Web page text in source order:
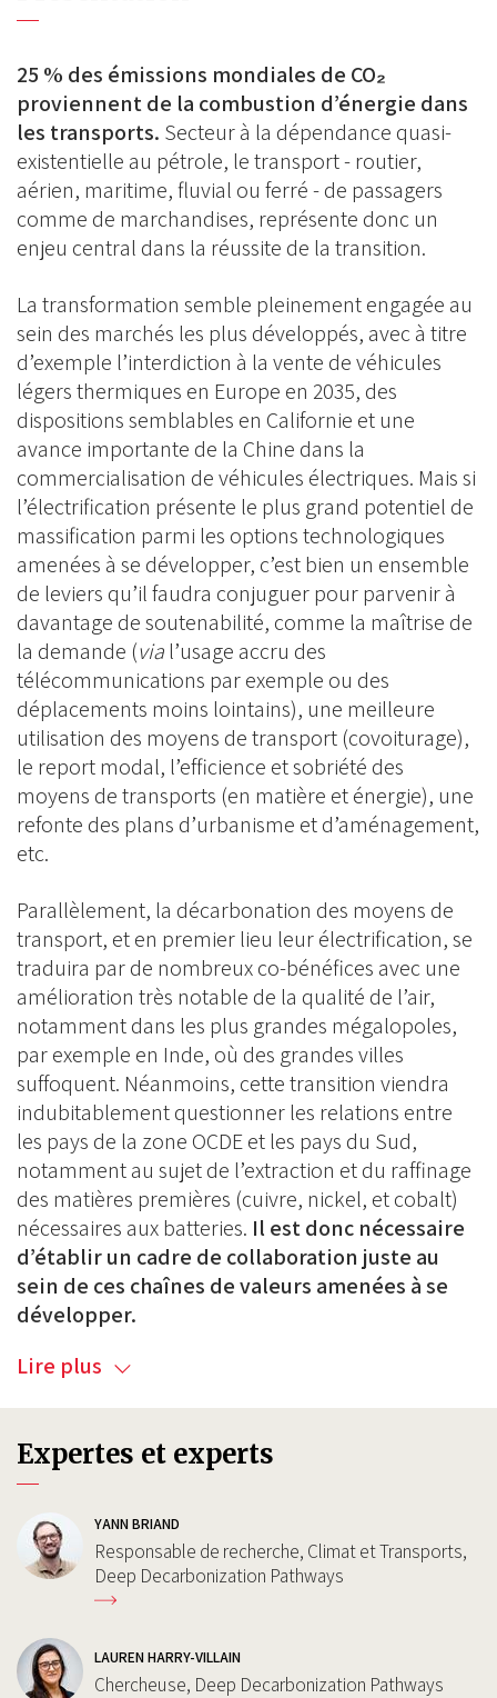
25 % des émissions mondiales de CO₂
proviennent de la combustion d’énergie dans
les transports. Secteur à la dépendance quasi-
existentielle au pétrole, le transport - routier,
aérien, maritime, fluvial ou ferré - de passagers
comme de marchandises, représente donc un
enjeu central dans la réussite de la transition.
La transformation semble pleinement engagée au
sein des marchés les plus développés, avec à titre
d’exemple l’interdiction à la vente de véhicules
légers thermiques en Europe en 2035, des
dispositions semblables en Californie et une
avance importante de la Chine dans la
commercialisation de véhicules électriques. Mais si
l’électrification présente le plus grand potentiel de
massification parmi les options technologiques
amenées à se développer, c’est bien un ensemble
de leviers qu’il faudra conjuguer pour parvenir à
davantage de soutenabilité, comme la maîtrise de
la demande (vial’usage accru des
télécommunications par exemple ou des
déplacements moins lointains), une meilleure
utilisation des moyens de transport (covoiturage),
le report modal, l’efficience et sobriété des
moyens de transports (en matière et énergie), une
refonte des plans d’urbanisme et d’aménagement,
etc.
Parallèlement, la décarbonation des moyens de
transport, et en premier lieu leur électrification, se
traduira par de nombreux co-bénéfices avec une
amélioration très notable de la qualité de l’air,
notamment dans les plus grandes mégalopoles,
par exemple en Inde, où des grandes villes
suffoquent. Néanmoins, cette transition viendra
indubitablement questionner les relations entre
les pays de la zone OCDE et les pays du Sud,
notamment au sujet de l’extraction et du raffinage
des matières premières (cuivre, nickel, et cobalt)
nécessaires aux batteries. Il est donc nécessaire
d’établir un cadre de collaboration juste au
sein de ces chaînes de valeurs amenées à se
développer.
Lire plus
Expertes et experts
YANN BRIAND
Responsable de recherche, Climat et Transports,
Deep Decarbonization Pathways
LAUREN HARRY-VILLAIN
Chercheuse, Deep Decarbonization Pathways